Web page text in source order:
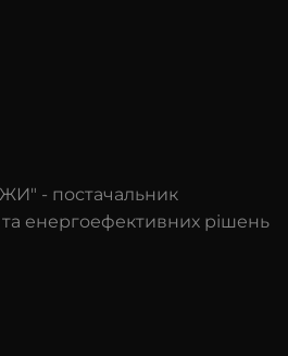
- постачальник
та енергоефективних рішень